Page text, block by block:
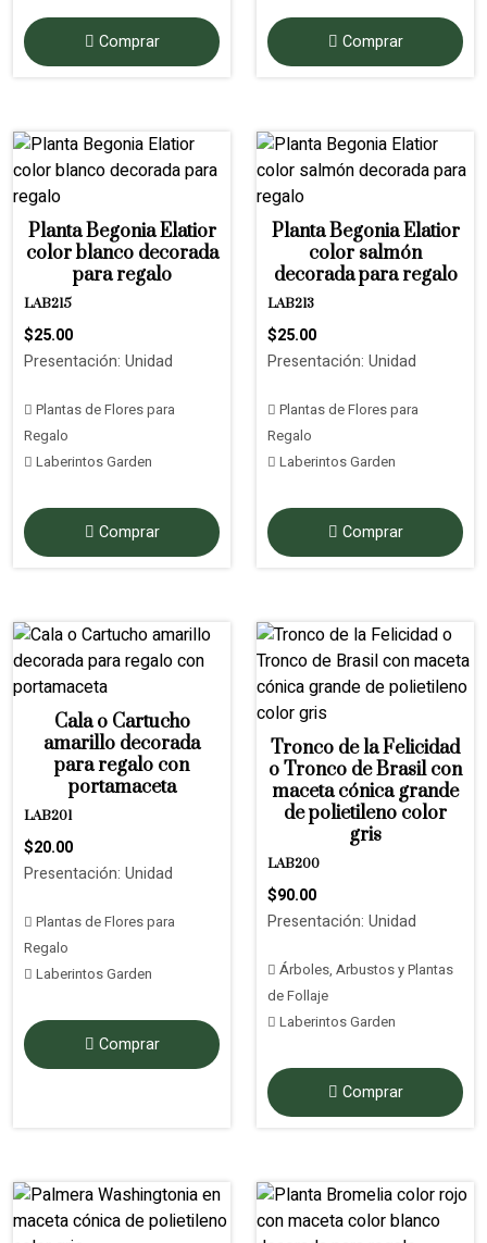
Comprar Comprar
Planta Begonia Elatior
color blanco decorada
para regalo
LAB215
$25.00
Presentación: Unidad
Plantas de Flores para
Regalo
Laberintos Garden
Comprar
Planta Begonia Elatior
color salmón
decorada para regalo
LAB213
$25.00
Presentación: Unidad
Plantas de Flores para
Regalo
Laberintos Garden
Comprar
Cala o Cartucho
amarillo decorada
para regalo con
portamaceta
LAB201
$20.00
Presentación: Unidad
Plantas de Flores para
Regalo
Laberintos Garden
Comprar
Tronco de la Felicidad
o Tronco de Brasil con
maceta cónica grande
de polietileno color
gris
LAB200
$90.00
Presentación: Unidad
Árboles, Arbustos y Plantas
de Follaje
Laberintos Garden
Comprar